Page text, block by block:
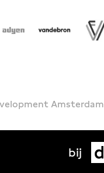
Amsterdam
bij